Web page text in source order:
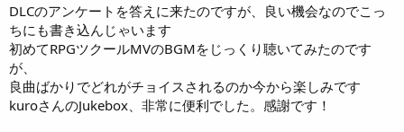
DLCのアンケートを答えに来たのですが、良い機会なのでこっ
ちにも書き込んじゃいます
初めてRPGツクールMVのBGMをじっくり聴いてみたのです
が、
良曲ばかりでどれがチョイスされるのか今から楽しみです
kuroさんのJukebox、非常に便利でした。感謝です！